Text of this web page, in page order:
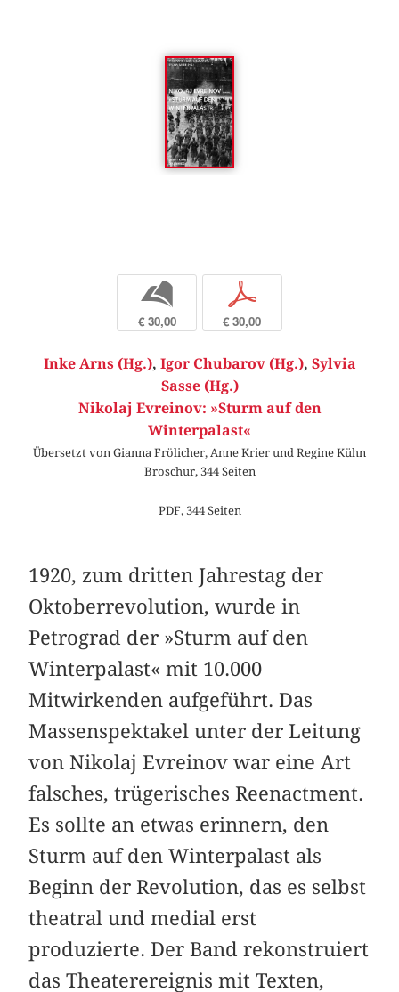
b
€ 30,00
p
€ 30,00
Inke Arns (Hg.), Igor Chubarov (Hg.), Sylvia
Sasse (Hg.)
Nikolaj Evreinov: »Sturm auf den
Winterpalast«
Übersetzt von Gianna Frölicher, Anne Krier und Regine Kühn
Broschur, 344 Seiten
PDF, 344 Seiten
1920, zum dritten Jahrestag der
Oktoberrevolution, wurde in
Petrograd der »Sturm auf den
Winterpalast« mit 10.000
Mitwirkenden aufgeführt. Das
Massenspektakel unter der Leitung
von Nikolaj Evreinov war eine Art
falsches, trügerisches Reenactment.
Es sollte an etwas erinnern, den
Sturm auf den Winterpalast als
Beginn der Revolution, das es selbst
theatral und medial erst
produzierte. Der Band rekonstruiert
das Theaterereignis mit Texten,